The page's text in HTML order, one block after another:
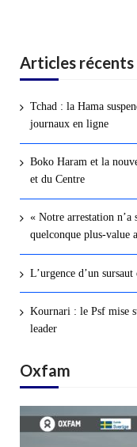
Articles récents
Tchad : la Hama
journaux en ligne
Boko Haram et la
et du Centre
« Notre arrestation
quelconque plus-value
L’urgence d’un
Kournari : le Psf mise
leader
Oxfam